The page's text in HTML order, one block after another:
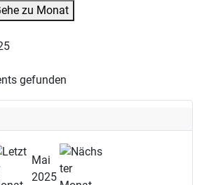
Mai
2025
zu Monat
gefunden